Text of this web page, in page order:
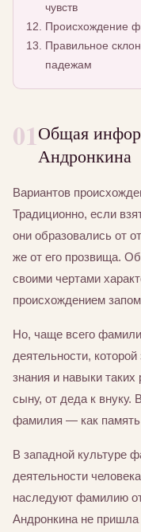
чувств
Происхождение
Правильное
падежам
01Общая
Андронкина
Вариантов
Традиционно, если
они образовались от
же от его прозвища.
своими чертами
происхождением
Но, чаще всего
деятельности,
знания и навыки
сыну, от деда к внуку.
фамилия — как память
В западной культуре
деятельности
наследуют фамилию
Андронкина не